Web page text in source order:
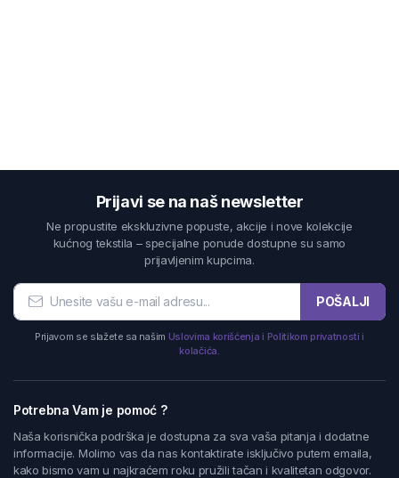
Prijavi se na naš newsletter
Ne propustite ekskluzivne popuste, akcije i nove kolekcije
kućnog tekstila – specijalne ponude dostupne su samo
prijavljenim kupcima.
POŠALJI
Prijavom se slažete sa našim Uslovima korišćenja i Politikom privatnosti i
kolačića.
Potrebna Vam je pomoć ?
Naša korisnička podrška je dostupna za sva vaša pitanja i dodatne
informacije. Molimo vas da nas kontaktirate isključivo putem emaila,
kako bismo vam u najkraćem roku pružili tačan i kvalitetan odgovor.